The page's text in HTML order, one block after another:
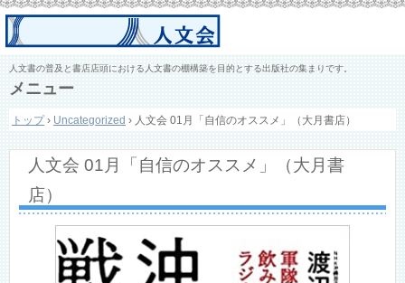
人文書の普及と書店店頭における人文書の棚構築を目的とする出版社の集まりです。
メニュー
ン
ン
キ
トップ › Uncategorized › 人文会 01月「自信のオススメ」（大月書店）
人文会 01月「自信のオススメ」（大月書
店）